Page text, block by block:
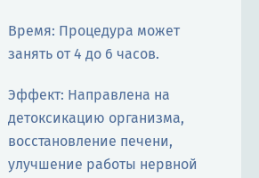
Время: Процедура может
занять от 4 до 6 часов.
Эффект: Направлена на
детоксикацию организма,
восстановление печени,
улучшение работы нервной